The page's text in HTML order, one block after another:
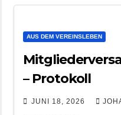
AUS DEM VEREINSLEBEN
– Protokoll
JUNI 18, 2026